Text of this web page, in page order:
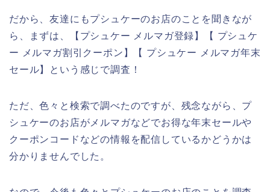
だから、友達にもプシュケーのお店のことを聞きなが
ら、まずは、【プシュケー メルマガ登録】【 プシュケ
ー メルマガ割引クーポン】【 プシュケー メルマガ年末
セール】という感じで調査！
ただ、色々と検索で調べたのですが、残念ながら、プ
シュケーのお店がメルマガなどでお得な年末セールや
クーポンコードなどの情報を配信しているかどうかは
分かりませんでした。